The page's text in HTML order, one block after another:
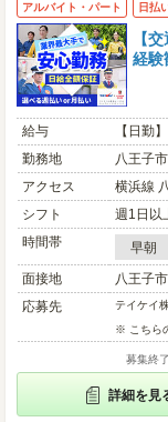
アルバイト・パート 日払
【
経験
給与
【日勤
勤務地
八王子
アクセス
横浜線
シフト
週1日以
時間帯
早朝
面接地
八王子
応募先
テイケイ
※ こちら
募集終
詳細を見